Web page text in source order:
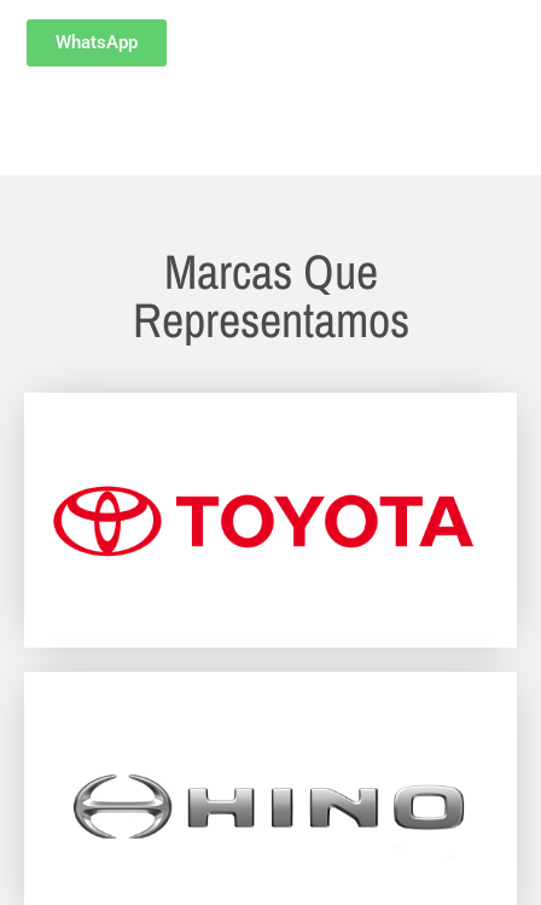
WhatsApp
Marcas Que
Representamos